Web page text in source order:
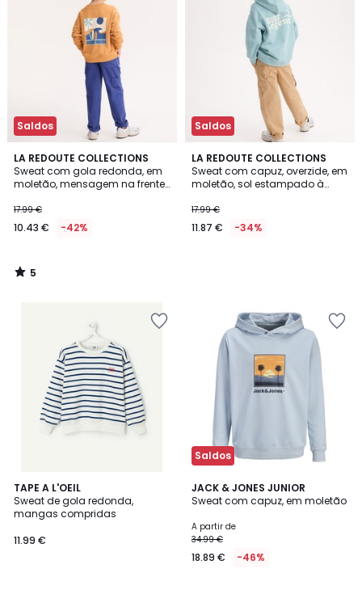
Saldos
LA REDOUTE COLLECTIONS
Sweat com gola redonda, em
moletão, mensagem na frente
17.99 €
10.43 € -42%
5
/
5
5
/
Saldos
LA REDOUTE COLLECTIONS
Sweat com capuz, overzide, em
moletão, sol estampado à
atrás
17.99 €
11.87 € -34%
TAPE A L'OEIL
Sweat de gola redonda,
mangas compridas
11.99 €
Saldos
JACK & JONES JUNIOR
Sweat com capuz, em moletão
A partir de
34.99 €
18.89 € -46%
2
Cores